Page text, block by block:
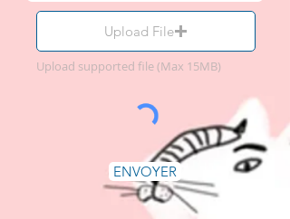
Upload File
Upload supported file (Max 15MB)
ENVOYER